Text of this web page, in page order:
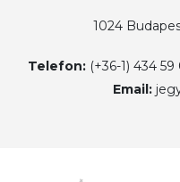
1024
Telefon: (+36-1) 434
Email: